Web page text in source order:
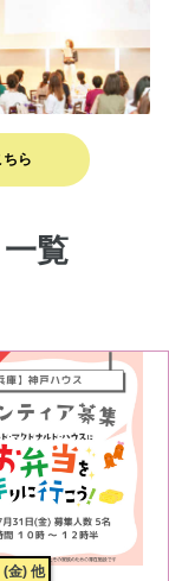
ら
覧
(金) 他